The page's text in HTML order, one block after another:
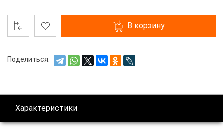
В корзину
Поделиться:
Характеристики